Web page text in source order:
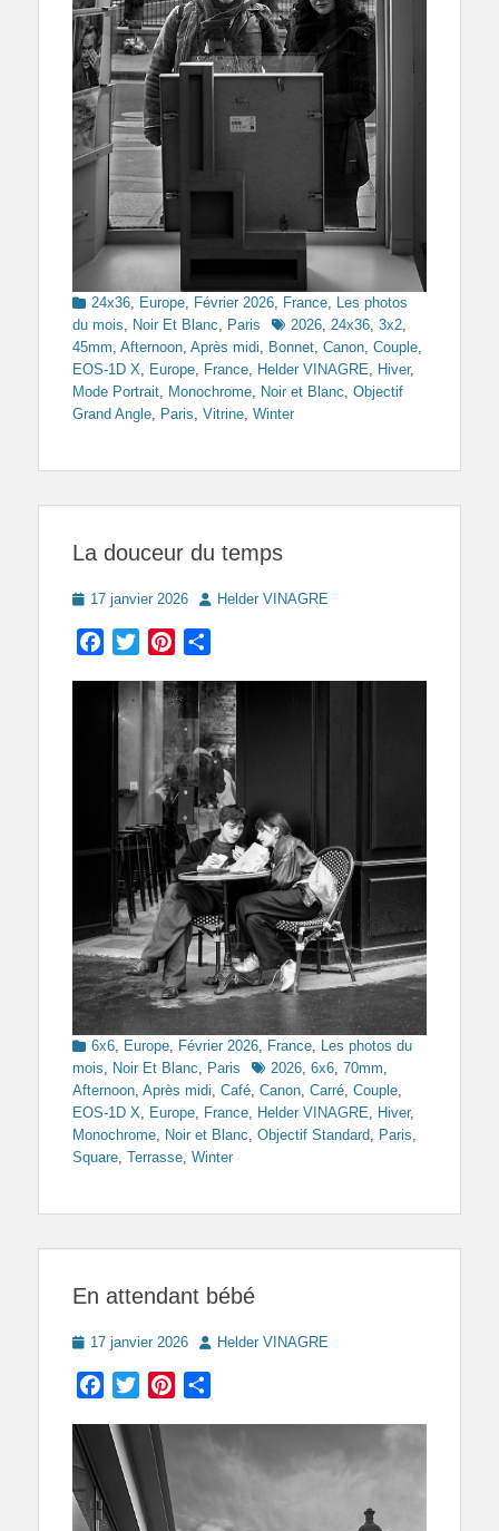
Categories
24x36 Europe Février 2026 France Les photos
du mois
Noir Et Blanc Paris Tags2026 24x36 3x2
45mm Afternoon Après midi Bonnet Canon Couple
EOS-1D X
Europe France Helder VINAGRE Hiver,
Mode Portrait Monochrome Noir et Blanc Objectif
Grand Angle Paris Vitrine Winter
La douceur du temps
Posted
17 janvier 2026 AuthorHelder VINAGRE
Facebook
TwitterPinterest
Categories
6x6 Europe Février 2026 France Les photos du
mois
Noir Et Blanc Paris Tags2026 6x6 70mm
Afternoon Après midi Café Canon Carré Couple
EOS-1D X
Europe France Helder VINAGRE Hiver,
Monochrome Noir et Blanc Objectif Standard Paris
Square Terrasse Winter
En attendant bébé
Posted
17 janvier 2026 AuthorHelder VINAGRE
Facebook
TwitterPinterest